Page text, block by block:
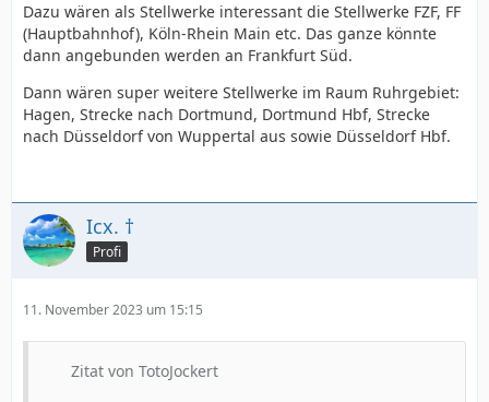
Dazu wären als Stellwerke interessant die Stellwerke FZF, FF
(Hauptbahnhof), Köln-Rhein Main etc. Das ganze könnte
dann angebunden werden an Frankfurt Süd.
Dann wären super weitere Stellwerke im Raum Ruhrgebiet:
Hagen, Strecke nach Dortmund, Dortmund Hbf, Strecke
nach Düsseldorf von Wuppertal aus sowie Düsseldorf Hbf.
Icx. †
Profi
11. November 2023 um 15:15
Zitat von TotoJockert